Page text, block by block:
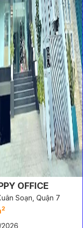
OFFICE
Soạn, Quận 7
2
2026